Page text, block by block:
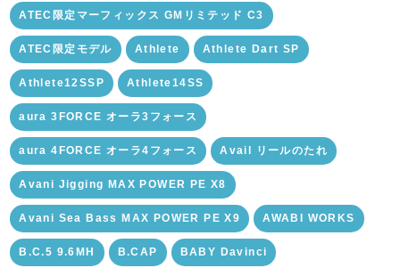
ATEC限定マーフィックス GMリミテッド C3
ATEC限定モデル Athlete Athlete Dart SP
Athlete12SSP Athlete14SS
aura 3FORCE オーラ3フォース
aura 4FORCE オーラ4フォース Avail リールのたれ
Avani Jigging MAX POWER PE X8
Avani Sea Bass MAX POWER PE X9 AWABI WORKS
B.C.5 9.6MH B.CAP BABY Davinci